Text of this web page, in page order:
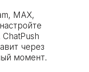
MAX,
через
момент.